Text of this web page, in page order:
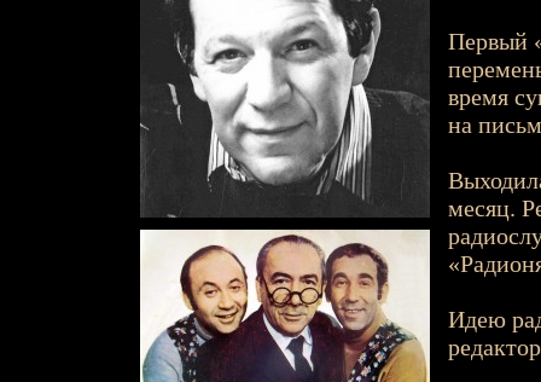
Первый
время
на
месяц.
Идею